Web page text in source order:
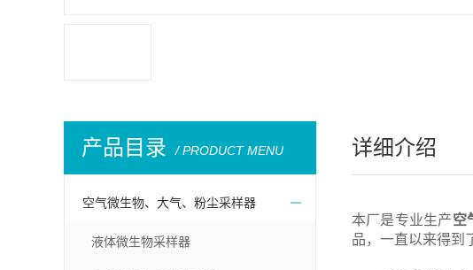
产品目录 / PRODUCT MENU
空气微生物、大气、粉尘采样器
液体微生物采样器
详细介绍
本厂是专业生产空
品，一直以来得到